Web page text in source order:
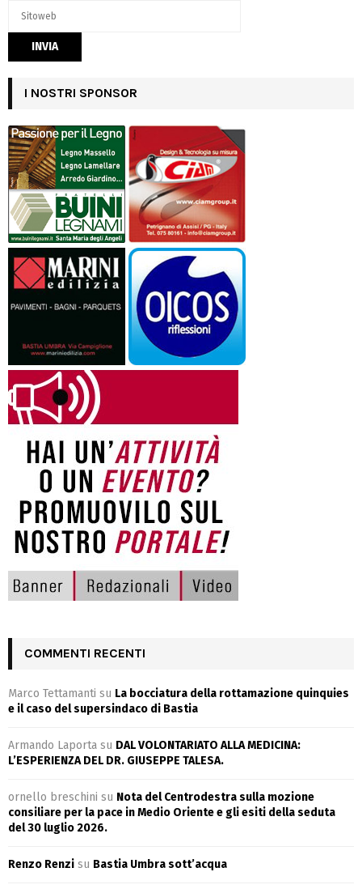
I NOSTRI SPONSOR
COMMENTI RECENTI
Marco Tettamanti su La bocciatura della rottamazione quinquies
e il caso del supersindaco di Bastia
Armando Laporta su DAL VOLONTARIATO ALLA MEDICINA:
L’ESPERIENZA DEL DR. GIUSEPPE TALESA.
ornello breschini su Nota del Centrodestra sulla mozione
consiliare per la pace in Medio Oriente e gli esiti della seduta
del 30 luglio 2026.
Renzo Renzi su Bastia Umbra sott’acqua